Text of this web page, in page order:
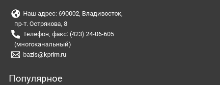
Наш адрес: 690002, Владивосток,
пр-т. Острякова, 8
Телефон, факс: (423) 24-06-605
(многоканальный)
bazis@kprim.ru
Популярное